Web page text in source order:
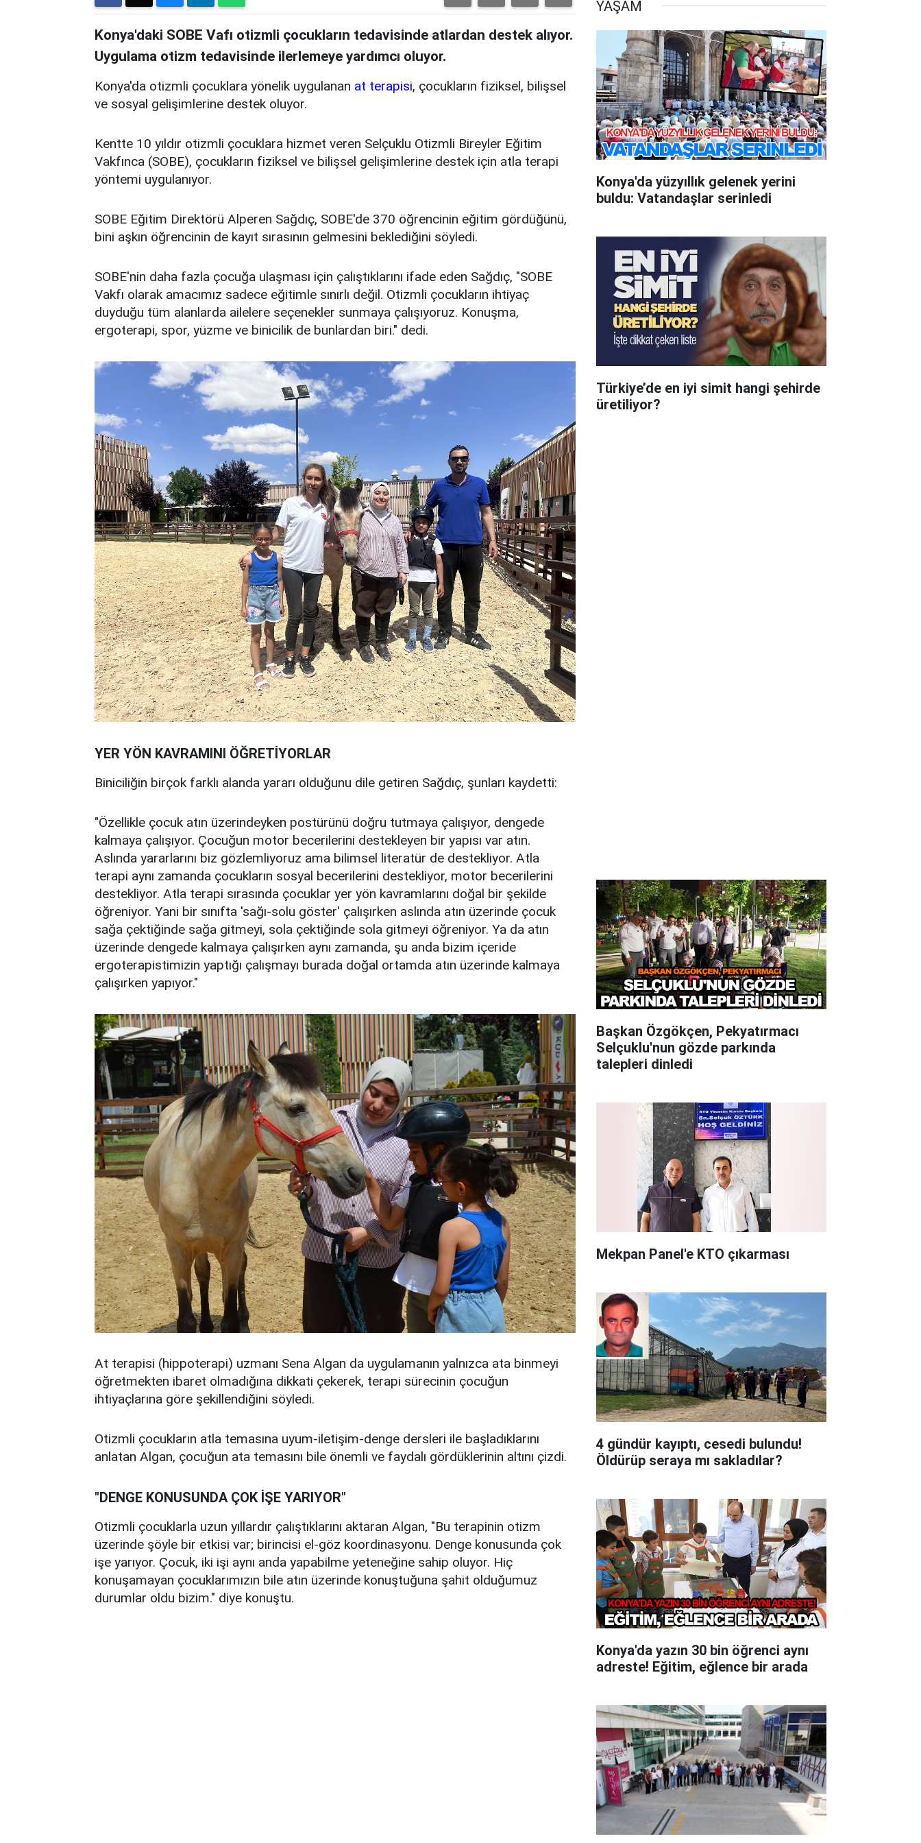
Konya'daki SOBE Vafı otizmli çocukların tedavisinde atlardan destek alıyor.
Uygulama otizm tedavisinde ilerlemeye yardımcı oluyor.
Konya'da otizmli çocuklara yönelik uygulanan at terapisi, çocukların fiziksel, bilişsel
ve sosyal gelişimlerine destek oluyor.
Kentte 10 yıldır otizmli çocuklara hizmet veren Selçuklu Otizmli Bireyler Eğitim
Vakfınca (SOBE), çocukların fiziksel ve bilişsel gelişimlerine destek için atla terapi
yöntemi uygulanıyor.
SOBE Eğitim Direktörü Alperen Sağdıç, SOBE'de 370 öğrencinin eğitim gördüğünü,
bini aşkın öğrencinin de kayıt sırasının gelmesini beklediğini söyledi.
SOBE'nin daha fazla çocuğa ulaşması için çalıştıklarını ifade eden Sağdıç, "SOBE
Vakfı olarak amacımız sadece eğitimle sınırlı değil. Otizmli çocukların ihtiyaç
duyduğu tüm alanlarda ailelere seçenekler sunmaya çalışıyoruz. Konuşma,
ergoterapi, spor, yüzme ve binicilik de bunlardan biri." dedi.
YER YÖN KAVRAMINI ÖĞRETİYORLAR
Biniciliğin birçok farklı alanda yararı olduğunu dile getiren Sağdıç, şunları kaydetti:
"Özellikle çocuk atın üzerindeyken postürünü doğru tutmaya çalışıyor, dengede
kalmaya çalışıyor. Çocuğun motor becerilerini destekleyen bir yapısı var atın.
Aslında yararlarını biz gözlemliyoruz ama bilimsel literatür de destekliyor. Atla
terapi aynı zamanda çocukların sosyal becerilerini destekliyor, motor becerilerini
destekliyor. Atla terapi sırasında çocuklar yer yön kavramlarını doğal bir şekilde
öğreniyor. Yani bir sınıfta 'sağı-solu göster' çalışırken aslında atın üzerinde çocuk
sağa çektiğinde sağa gitmeyi, sola çektiğinde sola gitmeyi öğreniyor. Ya da atın
üzerinde dengede kalmaya çalışırken aynı zamanda, şu anda bizim içeride
ergoterapistimizin yaptığı çalışmayı burada doğal ortamda atın üzerinde kalmaya
çalışırken yapıyor."
At terapisi (hippoterapi) uzmanı Sena Algan da uygulamanın yalnızca ata binmeyi
öğretmekten ibaret olmadığına dikkati çekerek, terapi sürecinin çocuğun
ihtiyaçlarına göre şekillendiğini söyledi.
Otizmli çocukların atla temasına uyum-iletişim-denge dersleri ile başladıklarını
anlatan Algan, çocuğun ata temasını bile önemli ve faydalı gördüklerinin altını çizdi.
"DENGE KONUSUNDA ÇOK İŞE YARIYOR"
Otizmli çocuklarla uzun yıllardır çalıştıklarını aktaran Algan, "Bu terapinin otizm
üzerinde şöyle bir etkisi var; birincisi el-göz koordinasyonu. Denge konusunda çok
işe yarıyor. Çocuk, iki işi aynı anda yapabilme yeteneğine sahip oluyor. Hiç
konuşamayan çocuklarımızın bile atın üzerinde konuştuğuna şahit olduğumuz
durumlar oldu bizim." diye konuştu.
YAŞAM
Konya'da yüzyıllık gelenek yerini
buldu: Vatandaşlar serinledi
Türkiye’de en iyi simit hangi şehirde
üretiliyor?
Başkan Özgökçen, Pekyatırmacı
Selçuklu'nun gözde parkında
talepleri dinledi
Mekpan Panel'e KTO çıkarması
4 gündür kayıptı, cesedi bulundu!
Öldürüp seraya mı sakladılar?
Konya'da yazın 30 bin öğrenci aynı
adreste! Eğitim, eğlence bir arada